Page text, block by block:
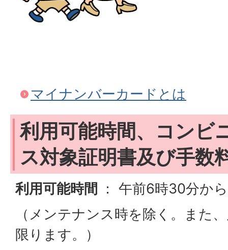
マイナンバーカードとは
利用可能時間、コンビ
ス対象証明書及び手数
利用可能時間
： 午前6時30分か
（メンテナンス時を除く。また
限ります。）